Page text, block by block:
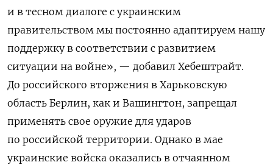
и в тесном диалоге с украинским
правительством мы постоянно адаптируем нашу
поддержку в соответствии с развитием
ситуации на войне», — добавил Хебештрайт.
До российского вторжения в Харьковскую
область Берлин, как и Вашингтон, запрещал
применять свое оружие для ударов
по российской территории. Однако в мае
украинские войска оказались в отчаянном